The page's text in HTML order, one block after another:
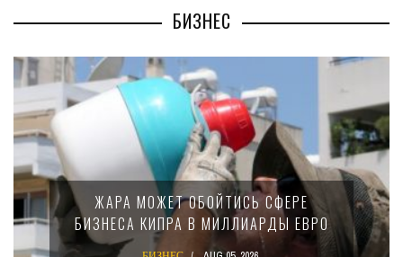
БИЗНЕС
МИНФИН КИПРА ПЕРЕПИСАЛ ЗАКОН О
15-ПРОЦЕНТНОМ НАЛОГЕ ДЛЯ
КРУПНЫХ МЕЖДУНАРОДНЫХ
КОМПАНИЙ